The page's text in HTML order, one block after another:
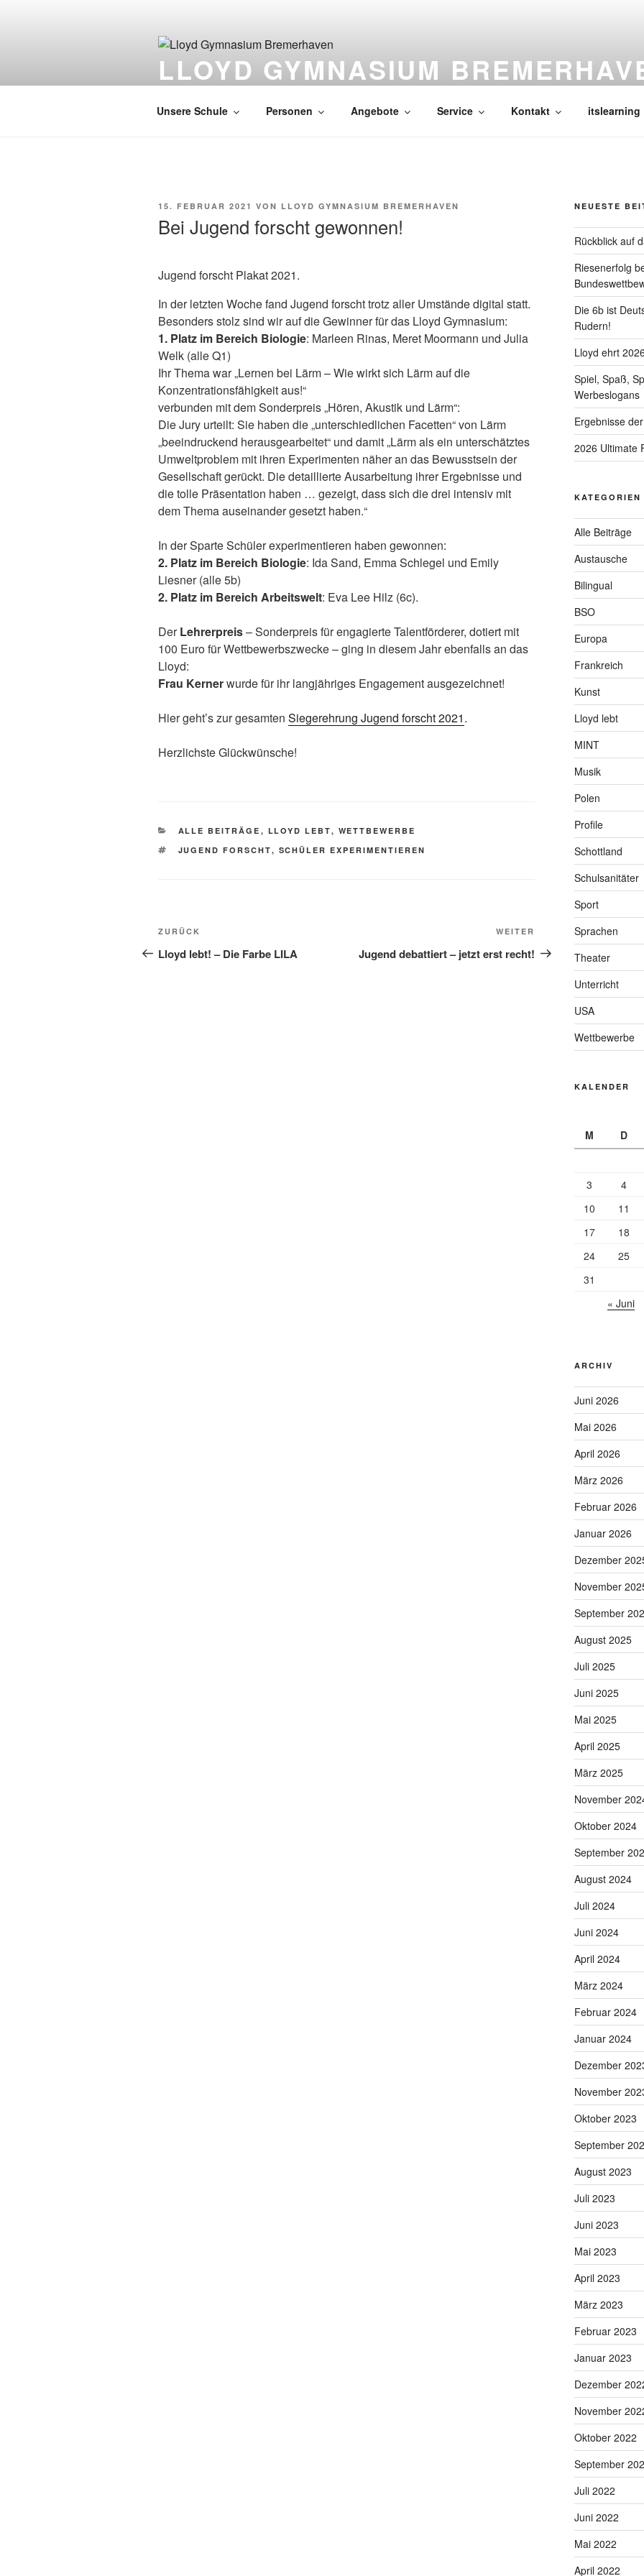
LLOYD GYMNASIUM
Unsere Schule Personen Angebote Service Kontakt itslearning
VERÖFFENTLICHT
15. FEBRUAR 2021 VON LLOYD GYMNASIUM BREMERHAVEN
Bei Jugend forscht gewonnen!
Jugend forscht Plakat 2021.
In der letzten Woche fand Jugend forscht trotz aller Umstände digital statt.
Besonders stolz sind wir auf die Gewinner für das Lloyd Gymnasium:
1. Platz im Bereich Biologie: Marleen Rinas, Meret Moormann und Julia
Welk (alle Q1)
Ihr Thema war „Lernen bei Lärm – Wie wirkt sich Lärm auf die
Konzentrationsfähigkeit aus!“
verbunden mit dem Sonderpreis „Hören, Akustik und Lärm“:
Die Jury urteilt: Sie haben die „unterschiedlichen Facetten“ von Lärm
„beeindruckend herausgearbeitet“ und damit „Lärm als ein unterschätztes
Umweltproblem mit ihren Experimenten näher an das Bewusstsein der
Gesellschaft gerückt. Die detaillierte Ausarbeitung ihrer Ergebnisse und
die tolle Präsentation haben … gezeigt, dass sich die drei intensiv mit
dem Thema auseinander gesetzt haben.“
In der Sparte Schüler experimentieren haben gewonnen:
2. Platz im Bereich Biologie: Ida Sand, Emma Schlegel und Emily
Liesner (alle 5b)
2. Platz im Bereich Arbeitswelt: Eva Lee Hilz (6c).
DerLehrerpreis– Sonderpreis für engagierte Talentförderer, dotiert mit
100 Euro für Wettbewerbszwecke – ging in diesem Jahr ebenfalls an das
Lloyd:
Frau Kernerwurde für ihr langjähriges Engagement ausgezeichnet!
Hier geht’s zur gesamten Siegerehrung Jugend forscht 2021.
Herzlichste Glückwünsche!
KATEGORIEN
ALLE BEITRÄGE , LLOYD LEBT, WETTBEWERBE
SCHLAGWÖRTER
JUGEND FORSCHT, SCHÜLER EXPERIMENTIEREN
Beitragsnavigation
Vorheriger
Beitrag
ZURÜCK
Lloyd lebt! – Die Farbe LILA
Nächster
Beitrag
WEITER
Jugend debattiert – jetzt erst recht!
NEUESTE
Rückblick auf
Riesenerfolg
Die 6b ist
Rudern!
Lloyd ehrt
Spiel, Spaß,
Werbeslogans
Ergebnisse
2026 Ultimate
KATEGORIEN
Alle Beiträge
Austausche
Bilingual
BSO
Europa
Frankreich
Kunst
Lloyd lebt
MINT
Musik
Polen
Profile
Schottland
Schulsanitäter
Sport
Sprachen
Theater
Unterricht
USA
Wettbewerbe
KALENDER
M D
3
4
10
11
17
18
24
25
31
« Juni
ARCHIV
Juni 2026
Mai 2026
April 2026
März 2026
Februar 2026
Januar 2026
Dezember
November
September
August 2025
Juli 2025
Juni 2025
Mai 2025
April 2025
März 2025
November
Oktober 2024
September
August 2024
Juli 2024
Juni 2024
April 2024
März 2024
Februar 2024
Januar 2024
Dezember
November
Oktober 2023
September
August 2023
Juli 2023
Juni 2023
Mai 2023
April 2023
März 2023
Februar 2023
Januar 2023
Dezember
November
Oktober 2022
September
Juli 2022
Juni 2022
Mai 2022
April 2022